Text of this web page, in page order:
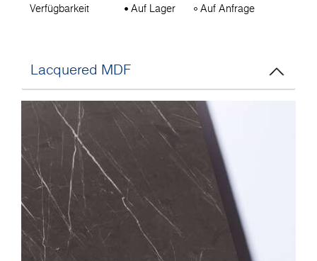
Verfügbarkeit Auf Lager Auf Anfrage
Lacquered MDF